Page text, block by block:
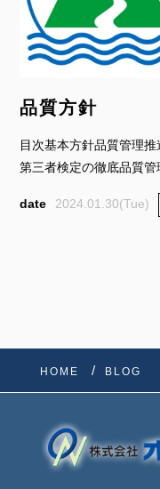
品質方針
目次基本方針品質管理
第三者検定の徹底品質管
2024.01.30(Tue)
HOME BLOG